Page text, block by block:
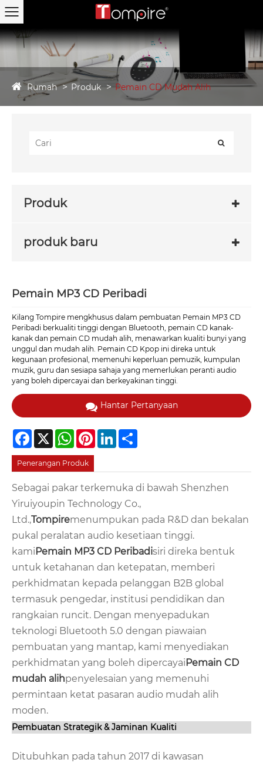
Rumah Produk Pemain CD Mudah Alih
Produk
produk baru
Pemain MP3 CD Peribadi
Kilang Tompire mengkhusus dalam pembuatan Pemain MP3 CD
Peribadi berkualiti tinggi dengan Bluetooth, pemain CD kanak-
kanak dan pemain CD mudah alih, menawarkan kualiti bunyi yang
unggul dan mudah alih. Pemain CD Kpop ini direka untuk
kegunaan profesional, memenuhi keperluan pemuzik, kumpulan
muzik, guru dan sesiapa sahaja yang memerlukan peranti audio
yang boleh dipercayai dan berkeyakinan tinggi.
Hantar Pertanyaan
Facebook
X WhatsAppPinterestLinkedIn
Penerangan Produk
Sebagai pakar terkemuka di bawah Shenzhen
Yiruiyoupin Technology Co.,
Ltd.,Tompiremenumpukan pada R&D dan bekalan
pukal peralatan audio kesetiaan tinggi.
kamiPemain MP3 CD Peribadisiri direka bentuk
untuk ketahanan dan ketepatan, memberi
perkhidmatan kepada pelanggan B2B global
termasuk pengedar, institusi pendidikan dan
rangkaian runcit. Dengan menyepadukan
teknologi Bluetooth 5.0 dengan piawaian
pembuatan yang mantap, kami menyediakan
perkhidmatan yang boleh dipercayaiPemain CD
mudah alihpenyelesaian yang memenuhi
permintaan ketat pasaran audio mudah alih
moden.
Pembuatan Strategik & Jaminan Kualiti
Ditubuhkan pada tahun 2017 di kawasan